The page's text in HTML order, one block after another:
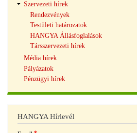
Szervezeti hírek
Rendezvények
Testületi határozatok
HANGYA Állásfoglalások
Társszervezeti hírek
Média hírek
Pályázatok
Pénzügyi hírek
HANGYA Hírlevél